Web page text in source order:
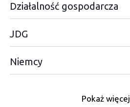
Działalność gospodarcza
JDG
Niemcy
Pokaż więcej